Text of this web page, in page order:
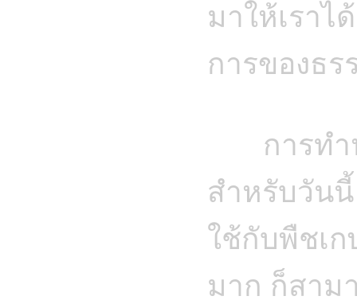
มาให้เราไ
การของธ
การทำ
สำหรับวันนี้
ใช้กับพืชเก
มาก ก็สาม